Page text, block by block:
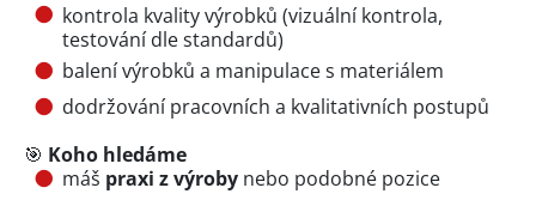
kontrola kvality výrobků (vizuální kontrola,
testování dle standardů)
balení výrobků a manipulace s materiálem
dodržování pracovních a kvalitativních postupů
🎯 Koho hledáme
máš praxi z výroby nebo podobné pozice